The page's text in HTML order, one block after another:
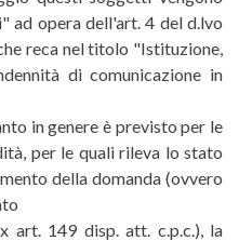
ad opera dell'art. 4 del d.lvo
reca nel titolo "Istituzione,
di comunicazione in
in genere è previsto per le
per le quali rileva lo stato
della domanda (ovvero
art. 149 disp. att. c.p.c.), la